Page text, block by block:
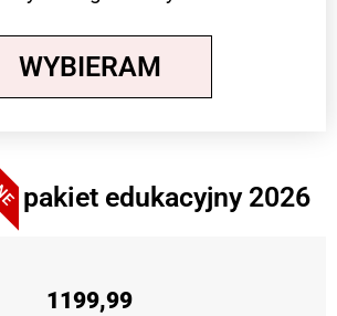
WYBIERAM
pakiet edukacyjny 2026
1199,99